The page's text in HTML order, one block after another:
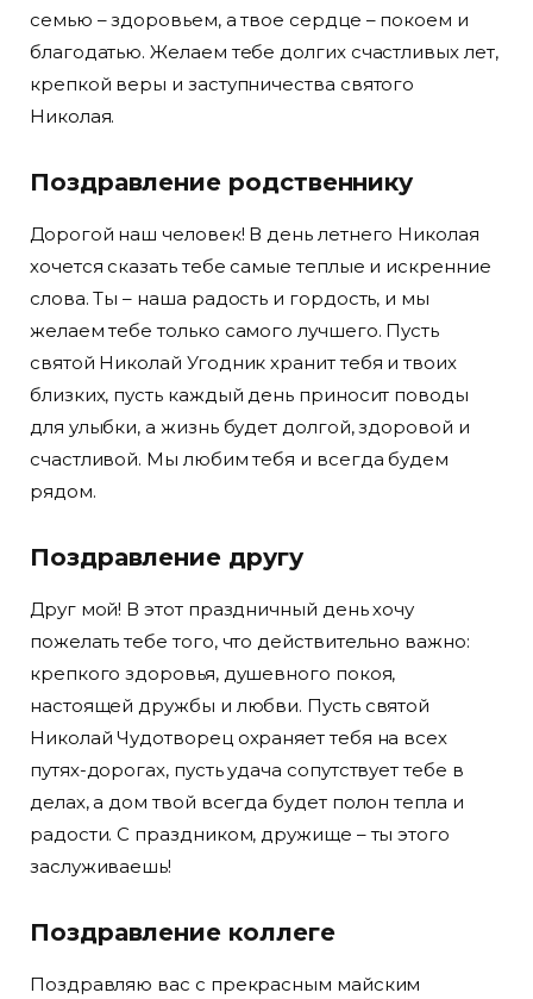
семью – здоровьем, а твое сердце – покоем и
благодатью. Желаем тебе долгих счастливых лет,
крепкой веры и заступничества святого
Николая.
Поздравление родственнику
Дорогой наш человек! В день летнего Николая
хочется сказать тебе самые теплые и искренние
слова. Ты – наша радость и гордость, и мы
желаем тебе только самого лучшего. Пусть
святой Николай Угодник хранит тебя и твоих
близких, пусть каждый день приносит поводы
для улыбки, а жизнь будет долгой, здоровой и
счастливой. Мы любим тебя и всегда будем
рядом.
Поздравление другу
Друг мой! В этот праздничный день хочу
пожелать тебе того, что действительно важно:
крепкого здоровья, душевного покоя,
настоящей дружбы и любви. Пусть святой
Николай Чудотворец охраняет тебя на всех
путях-дорогах, пусть удача сопутствует тебе в
делах, а дом твой всегда будет полон тепла и
радости. С праздником, дружище – ты этого
заслуживаешь!
Поздравление коллеге
Поздравляю вас с прекрасным майским